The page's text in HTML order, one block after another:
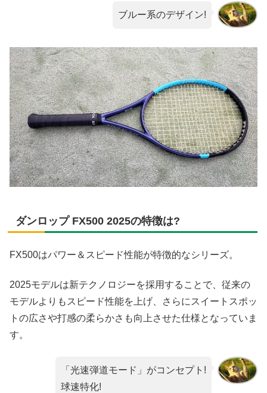
ブルー系のデザイン!
ダンロップ FX500 2025の特徴は?
FX500はパワー＆スピード性能が特徴的なシリーズ。
2025モデルは新テクノロジーを採用することで、従来の
モデルよりもスピード性能を上げ、さらにスイートスポッ
トの広さや打感の柔らかさも向上させた仕様となっていま
す。
「光速弾道モード」がコンセプト!
球速特化!